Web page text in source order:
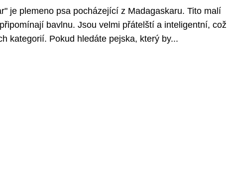
je plemeno psa pocházející z Madagaskaru. Tito malí
bavlnu. Jsou velmi přátelští a inteligentní, což
kategorií. Pokud hledáte pejska, který by...